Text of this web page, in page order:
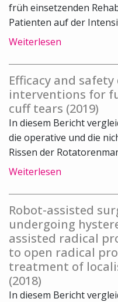
früh einsetzenden
Patienten auf der
Weiterlesen
Efficacy and
interventions for
cuff tears (2019)
In diesem Bericht
die operative und die
Rissen der
Weiterlesen
Robot-assisted
undergoing
assisted radical
to open radical
treatment of
(2018)
In diesem Bericht